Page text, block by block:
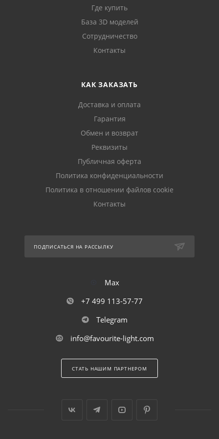
Где купить
База 3D моделей
Сотрудничество
Контакты
КАК ЗАКАЗАТЬ
Доставка и оплата
Гарантия
Обмен и возврат
Реквизиты
Публичная оферта
Политика конфиденциальности
Политика в отношении файлов cookie
Контакты
ПОДПИСАТЬСЯ НА РАССЫЛКУ
Max
+7 499 113-57-77
Telegram
info@favourite-light.com
СТАТЬ НАШИМ ПАРТНЕРОМ